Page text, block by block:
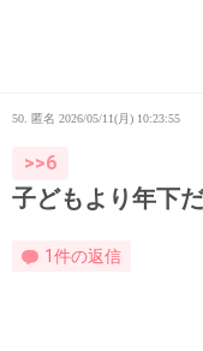
50. 匿名 2026/05/11(月) 10:23:55
>>6
子どもより年下
1件の返信